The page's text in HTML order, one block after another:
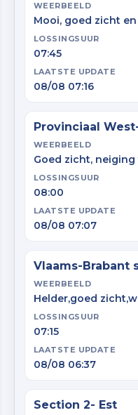
WEERBEELD
Mooi, goed zicht
LOSSINGSUUR
07:45
LAATSTE UPDATE
08/08 07:16
Provinciaal
WEERBEELD
Goed zicht,
LOSSINGSUUR
08:00
LAATSTE UPDATE
08/08 07:07
Vlaams-Brabant
WEERBEELD
Helder,goed
LOSSINGSUUR
07:15
LAATSTE UPDATE
08/08 06:37
Section 2- Est